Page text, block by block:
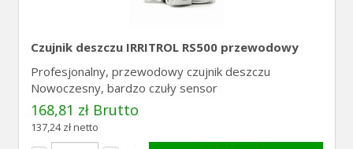
Czujnik deszczu IRRITROL RS500 przewodowy
Profesjonalny, przewodowy czujnik deszczu
Nowoczesny, bardzo czuły sensor
168,81 zł Brutto
137,24 zł netto